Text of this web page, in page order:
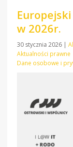
w 2026r.
30 stycznia 2026
Aktualności prawne
Dane osobowe i